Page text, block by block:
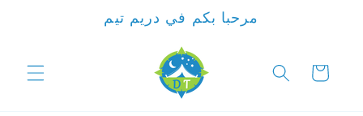
مرحبا بكم في دريم تيم
السلة